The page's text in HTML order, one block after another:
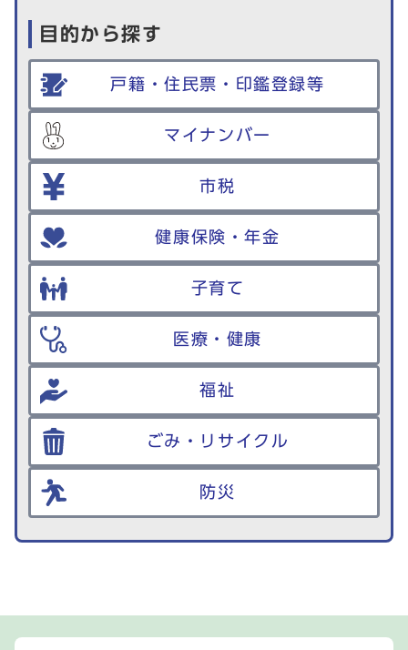
目的から探す
戸籍・住民票・印鑑登録等
マイナンバー
市税
健康保険・年金
子育て
医療・健康
福祉
ごみ・リサイクル
防災